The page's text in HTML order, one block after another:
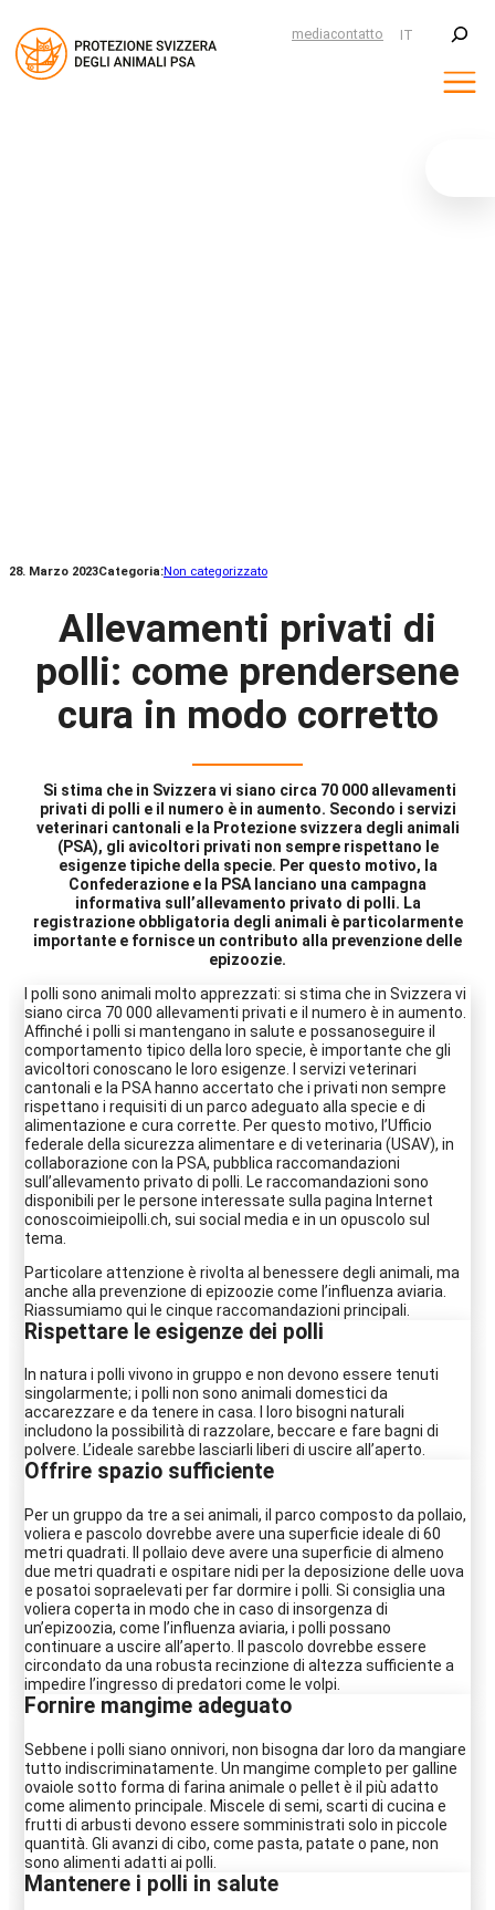
mediacontatto IT
Suchen
28. Marzo 2023Categoria:Non categorizzato
Allevamenti privati di
polli: come prendersene
cura in modo corretto
Si stima che in Svizzera vi siano circa 70 000 allevamenti
privati di polli e il numero è in aumento. Secondo i servizi
veterinari cantonali e la Protezione svizzera degli animali
(PSA), gli avicoltori privati non sempre rispettano le
esigenze tipiche della specie. Per questo motivo, la
Confederazione e la PSA lanciano una campagna
informativa sull’allevamento privato di polli. La
registrazione obbligatoria degli animali è particolarmente
importante e fornisce un contributo alla prevenzione delle
epizoozie.
I polli sono animali molto apprezzati: si stima che in Svizzera vi
siano circa 70 000 allevamenti privati e il numero è in aumento.
Affinché i polli si mantengano in salute e possanoseguire il
comportamento tipico della loro specie, è importante che gli
avicoltori conoscano le loro esigenze. I servizi veterinari
cantonali e la PSA hanno accertato che i privati non sempre
rispettano i requisiti di un parco adeguato alla specie e di
alimentazione e cura corrette. Per questo motivo, l’Ufficio
federale della sicurezza alimentare e di veterinaria (USAV), in
collaborazione con la PSA, pubblica raccomandazioni
sull’allevamento privato di polli. Le raccomandazioni sono
disponibili per le persone interessate sulla pagina Internet
conoscoimieipolli.ch, sui social media e in un opuscolo sul
tema.
Particolare attenzione è rivolta al benessere degli animali, ma
anche alla prevenzione di epizoozie come l’influenza aviaria.
Riassumiamo qui le cinque raccomandazioni principali.
Rispettare le esigenze dei polli
In natura i polli vivono in gruppo e non devono essere tenuti
singolarmente; i polli non sono animali domestici da
accarezzare e da tenere in casa. I loro bisogni naturali
includono la possibilità di razzolare, beccare e fare bagni di
polvere. L’ideale sarebbe lasciarli liberi di uscire all’aperto.
Offrire spazio sufficiente
Per un gruppo da tre a sei animali, il parco composto da pollaio,
voliera e pascolo dovrebbe avere una superficie ideale di 60
metri quadrati. Il pollaio deve avere una superficie di almeno
due metri quadrati e ospitare nidi per la deposizione delle uova
e posatoi sopraelevati per far dormire i polli. Si consiglia una
voliera coperta in modo che in caso di insorgenza di
un’epizoozia, come l’influenza aviaria, i polli possano
continuare a uscire all’aperto. Il pascolo dovrebbe essere
circondato da una robusta recinzione di altezza sufficiente a
impedire l’ingresso di predatori come le volpi.
Fornire mangime adeguato
Sebbene i polli siano onnivori, non bisogna dar loro da mangiare
tutto indiscriminatamente. Un mangime completo per galline
ovaiole sotto forma di farina animale o pellet è il più adatto
come alimento principale. Miscele di semi, scarti di cucina e
frutti di arbusti devono essere somministrati solo in piccole
quantità. Gli avanzi di cibo, come pasta, patate o pane, non
sono alimenti adatti ai polli.
Mantenere i polli in salute